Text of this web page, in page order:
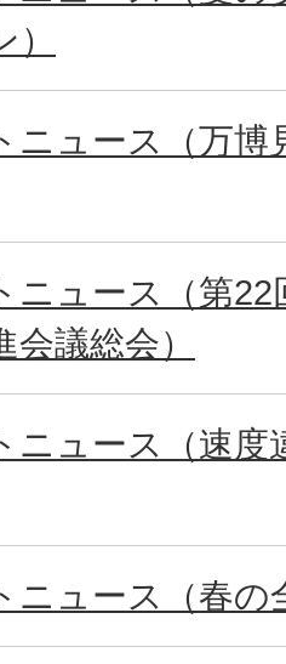
ニュース（万博
ニュース（第
議総会）
ニュース（速度
ニュース（春の